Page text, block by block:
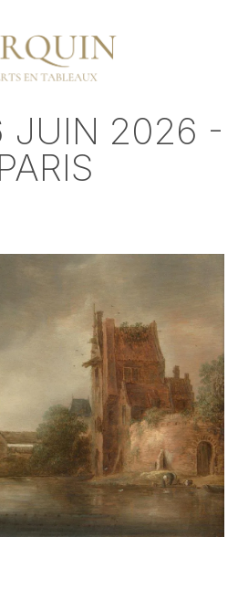
JUIN 2026 -